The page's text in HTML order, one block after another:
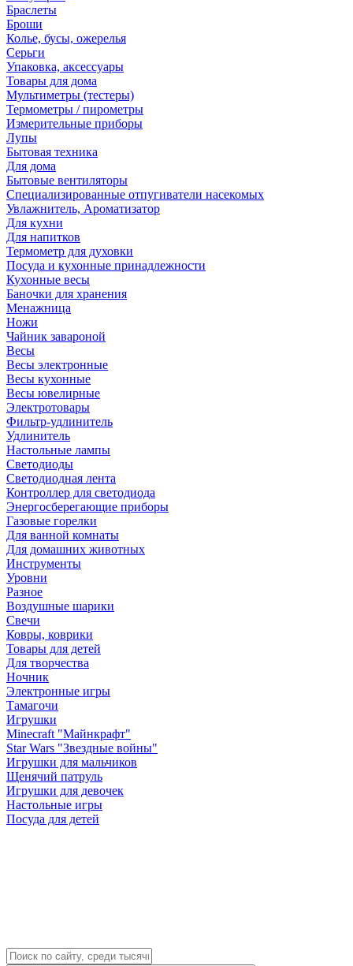
Браслеты
Броши
Колье, бусы, ожерелья
Серьги
Упаковка, аксессуары
Товары для дома
Мультиметры (тестеры)
Термометры / пирометры
Измерительные приборы
Лупы
Бытовая техника
Для дома
Бытовые вентиляторы
Специализированные отпугиватели насекомых
Увлажнитель, Ароматизатор
Для кухни
Для напитков
Термометр для духовки
Посуда и кухонные принадлежности
Кухонные весы
Баночки для хранения
Менажница
Ножи
Чайник завароной
Весы
Весы электронные
Весы кухонные
Весы ювелирные
Электротовары
Фильтр-удлинитель
Удлинитель
Настольные лампы
Светодиоды
Светодиодная лента
Контроллер для светодиода
Энергосберегающие приборы
Газовые горелки
Для ванной комнаты
Для домашних животных
Инструменты
Уровни
Разное
Воздушные шарики
Свечи
Ковры, коврики
Товары для детей
Для творчества
Ночник
Электронные игры
Тамагочи
Игрушки
Minecraft "Майнкрафт"
Star Wars "Звездные войны"
Игрушки для мальчиков
Щенячий патруль
Игрушки для девочек
Настольные игры
Посуда для детей